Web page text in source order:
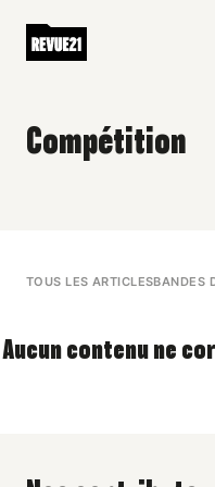
Compétition
TOUS LES ARTICLESBANDES
Aucun contenu ne